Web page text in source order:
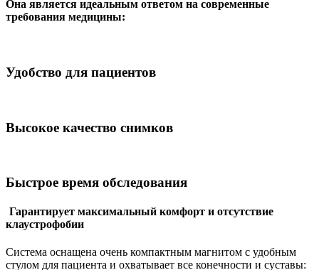
Она является идеальным ответом на современные
требования медицины:
Удобство для пациентов
Высокое качество снимков
Быстрое время обследования
Гарантирует максимальный комфорт и отсутствие
клаустрофобии
Система оснащена очень компактным магнитом с удобным
стулом для пациента и охватывает все конечности и суставы: